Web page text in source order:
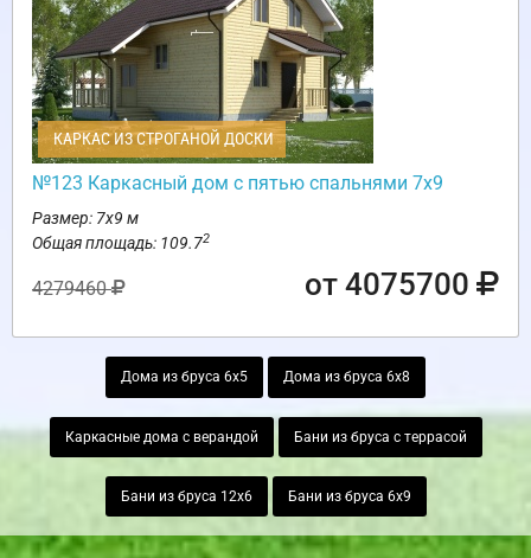
КАРКАС ИЗ СТРОГАНОЙ ДОСКИ
№123 Каркасный дом с пятью спальнями 7х9
Размер: 7х9 м
Общая площадь: 109.72
4279460 от 4075700
Дома из бруса 6х5 Дома из бруса 6х8
Каркасные дома с верандой Бани из бруса с террасой
Бани из бруса 12х6 Бани из бруса 6х9